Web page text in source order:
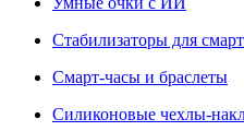
Стабилизаторы для
Смарт-часы и браслеты
Силиконовые чехлы-